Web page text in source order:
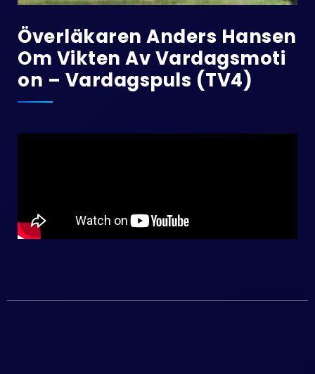
Överläkaren Anders Hansen
Om Vikten Av Vardagsmoti
On – Vardagspuls (TV4)